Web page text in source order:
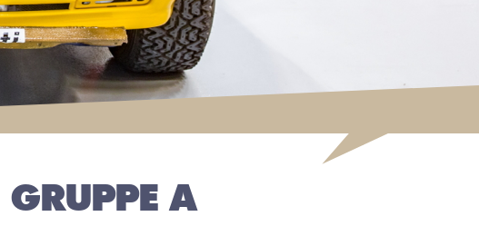
GRUPPE A